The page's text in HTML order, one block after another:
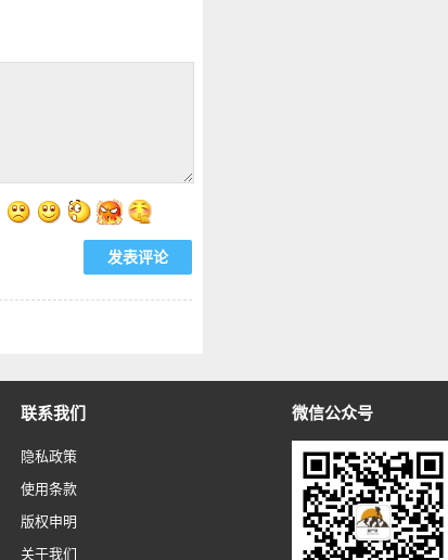
联系我们
隐私政策
使用条款
版权申明
关于我们
微信公众号